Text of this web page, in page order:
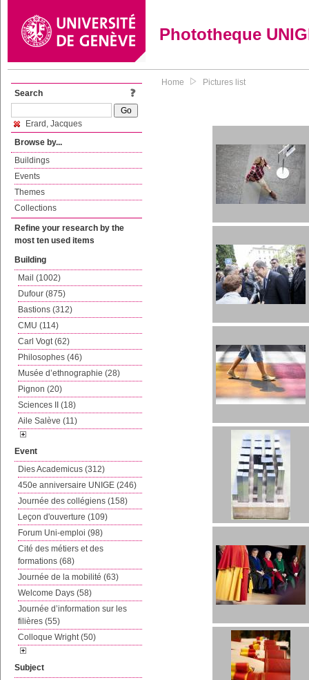
Phototheque
Search
Erard, Jacques
Browse by...
Buildings
Events
Themes
Collections
Refine your research by the
most ten used items
Building
Mail (1002)
Dufour (875)
Bastions (312)
CMU (114)
Carl Vogt (62)
Philosophes (46)
Musée d’ethnographie (28)
Pignon (20)
Sciences II (18)
Aile Salève (11)
Event
Dies Academicus (312)
450e anniversaire UNIGE (246)
Journée des collégiens (158)
Leçon d'ouverture (109)
Forum Uni-emploi (98)
Cité des métiers et des
formations (68)
Journée de la mobilité (63)
Welcome Days (58)
Journée d’information sur les
filières (55)
Colloque Wright (50)
Subject
Home Pictures list